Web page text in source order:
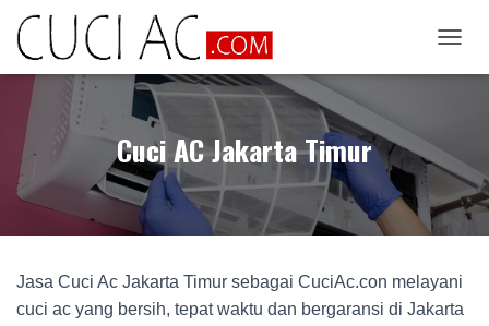
O
E
N
A
I
A
T
Cuci AC Jakarta Timur
Jasa Cuci Ac Jakarta Timur sebagai CuciAc.con melayani
cuci ac yang bersih, tepat waktu dan bergaransi di Jakarta